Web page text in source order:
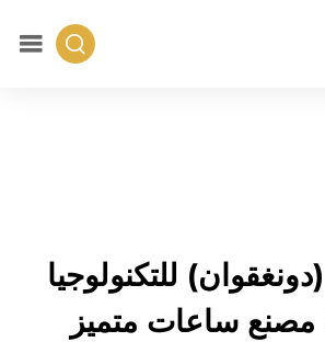
للتكنولوجيا
مصنع ساعات متميز